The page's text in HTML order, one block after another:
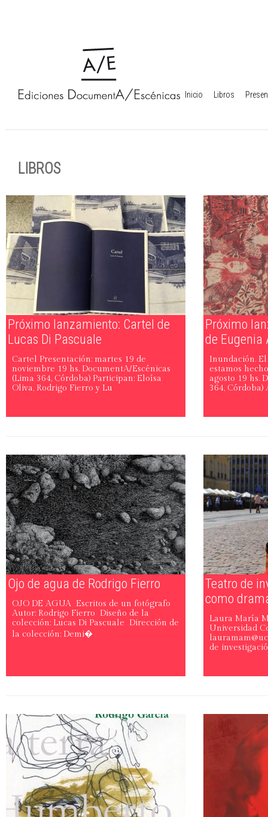
Inicio Libros
LIBROS
Próximo lanzamiento: Cartel de
Lucas Di Pascuale
Cartel Presentación: martes 19 de
noviembre 19 hs. DocumentA/Escénicas
(Lima 364, Córdoba) Participan: Eloísa
Oliva, Rodrigo Fierro y Lu
Próximo
de Eugenia
Inundación.
estamos
agosto 19 hs.
364, Córdoba)
Ojo de agua de Rodrigo Fierro
OJO DE AGUA Escritos de un fotógrafo
Autor: Rodrigo Fierro Diseño de la
colección: Lucas Di Pascuale Dirección de
la colección: Demi�
Teatro de
como
Laura María
Universidad
de